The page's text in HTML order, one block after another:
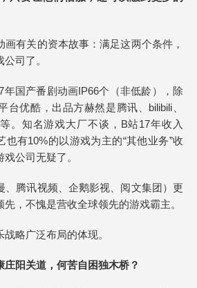
有关的资本故事：满足这两个条件，
司了。
年国产番剧动画IP66个（非低龄），除
台优酷，出品方赫然是腾讯、bilibili、
。知名游戏大厂不谈，B站17年收入
也有10%的以游戏为主的“其他业务”收
公司无疑了。
、腾讯视频、企鹅影视、阅文集团）更
，不愧是营收全球领先的游戏霸主。
略广泛布局的体现。
阳关道，何苦自困独木桥？